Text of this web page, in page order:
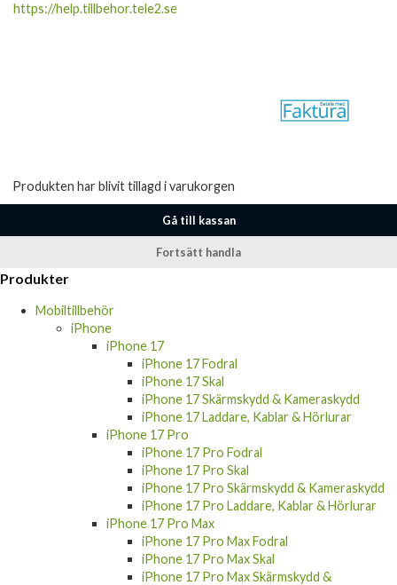
https://help.tillbehor.tele2.se
Produkten har blivit tillagd i varukorgen
Gå till kassan
Fortsätt handla
Produkter
Mobiltillbehör
iPhone
iPhone 17
iPhone 17 Fodral
iPhone 17 Skal
iPhone 17 Skärmskydd & Kameraskydd
iPhone 17 Laddare, Kablar & Hörlurar
iPhone 17 Pro
iPhone 17 Pro Fodral
iPhone 17 Pro Skal
iPhone 17 Pro Skärmskydd & Kameraskydd
iPhone 17 Pro Laddare, Kablar & Hörlurar
iPhone 17 Pro Max
iPhone 17 Pro Max Fodral
iPhone 17 Pro Max Skal
iPhone 17 Pro Max Skärmskydd &